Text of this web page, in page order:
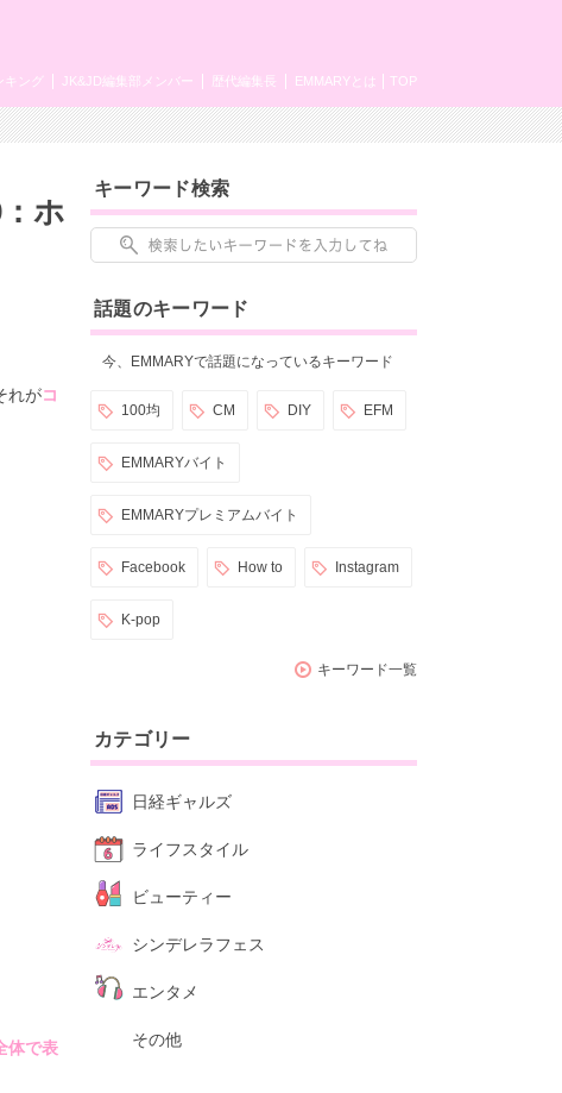
TOP
EMMARYとは
歴代編集長
JK&JD編集部メンバー
キング
ホ
れがコ
体で表
キーワード検索
話題のキーワード
今、EMMARYで話題になっているキーワード
100均 CM DIY EFM
EMMARYバイト
EMMARYプレミアムバイト
Facebook How to Instagram
K-pop
キーワード一覧
カテゴリー
日経ギャルズ
ライフスタイル
ビューティー
シンデレラフェス
エンタメ
その他